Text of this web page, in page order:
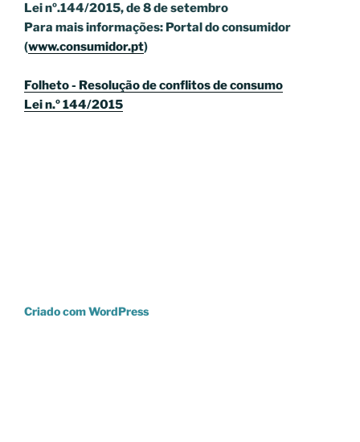
Lei nº.144/2015, de 8 de setembro
Para mais informações: Portal do consumidor
(www.consumidor.pt)
Folheto - Resolução de conflitos de consumo
Lei n.º 144/2015
Criado com WordPress